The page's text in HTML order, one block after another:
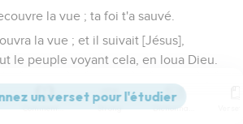
la vue ; ta foi t'a sauvé.
la vue ; et il suivait [Jésus],
le peuple voyant cela, en loua Dieu.
Commentaires Strong